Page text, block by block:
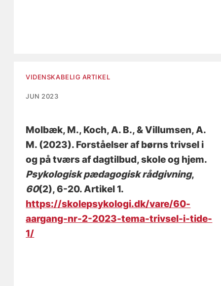
VIDENSKABELIG ARTIKEL
JUN 2023
Molbæk, M., Koch, A. B., & Villumsen, A.
M. (2023). Forståelser af børns trivsel i
og på tværs af dagtilbud, skole og hjem.
Psykologisk pædagogisk rådgivning,
60(2), 6-20. Artikel 1.
https://skolepsykologi.dk/vare/60-
aargang-nr-2-2023-tema-trivsel-i-tide-
1/